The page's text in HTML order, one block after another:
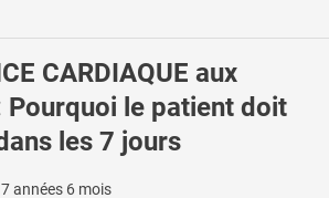
CARDIAQUE aux
Pourquoi le patient doit
les 7 jours
7 années 6 mois